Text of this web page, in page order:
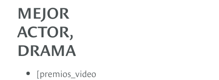
MEJOR
ACTOR,
DRAMA
[premios_video